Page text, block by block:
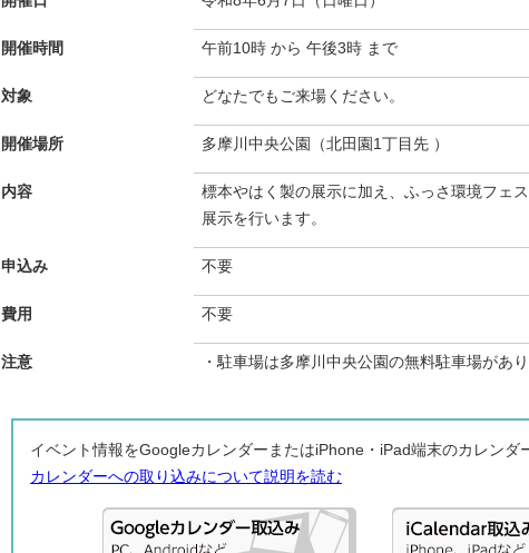
開催時間 午前10時 から 午後3時 まで
対象 どなたでもご来場ください。
開催場所 多摩川中央公園（北田園1丁目先 ）
内容
標本やはく製の展示に加え、ふっさ環境フェ
展示を行います。
申込み 不要
費用 不要
注意 ・駐車場は多摩川中央公園の無料駐車場があ
イベント情報をGoogleカレンダーまたはiPhone・iPad端末のカレンダ
カレンダーへの取り込みについて説明を読む